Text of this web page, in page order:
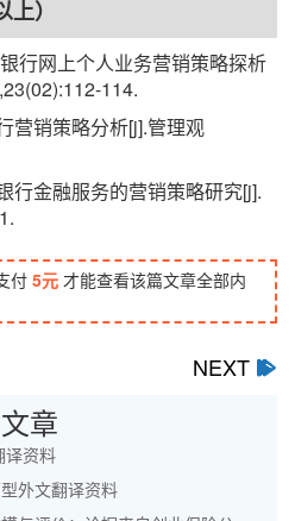
）
行网上个人业务营销策略探析
114.
营销策略分析[j].管理观
行金融服务的营销策略研究[j].
付 5元 才能查看该篇文章全部内
NEXT ﰋ
章
译资料
外文翻译资料